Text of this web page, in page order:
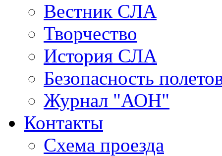
Вестник СЛА
Творчество
История СЛА
Безопасность
Журнал "АОН"
Контакты
Схема проезда